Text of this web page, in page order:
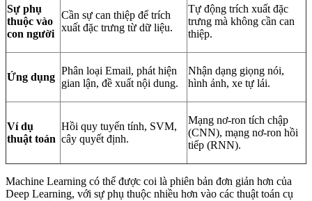
Sự phụ
thuộc vào
con người
Cần sự can thiệp để trích
xuất đặc trưng từ dữ liệu.
Tự động trích xuất đặc
trưng mà không cần can
thiệp.
Ứng dụng
Phân loại Email, phát hiện
gian lận, đề xuất nội dung.
Nhận dạng giọng nói,
hình ảnh, xe tự lái.
Ví dụ
thuật toán
Hồi quy tuyến tính, SVM,
cây quyết định.
Mạng nơ-ron tích chập
(CNN), mạng nơ-ron hồi
tiếp (RNN).
Machine Learning có thể được coi là phiên bản đơn giản hơn của
Deep Learning, với sự phụ thuộc nhiều hơn vào các thuật toán cụ